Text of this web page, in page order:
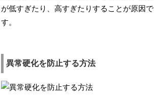
が低すぎたり、高すぎたりすることが原因で
す。
異常硬化を防止する方法